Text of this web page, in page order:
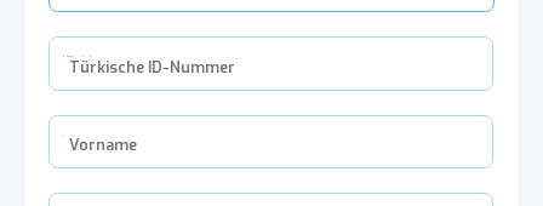
Türkische ID-Nummer
Vorname